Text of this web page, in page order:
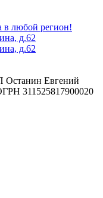
в любой регион!
д.62
д.62
Останин Евгений
311525817900020